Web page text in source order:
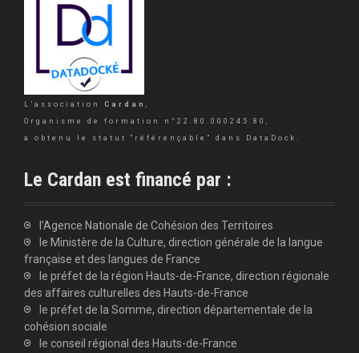
L’association Cardan ,
Organisme de formation n°22.80.000245.80,
a obtenu le statut “référençable” dans DataDock.
Le Cardan est financé par :
l’Agence Nationale de Cohésion des Territoires
le Ministère de la Culture, direction générale de la langue
française et des langues de France
le préfet de la région Hauts-de-France, direction régionale
des affaires culturelles des Hauts-de-France
le préfet de la Somme, direction départementale de la
cohésion sociale
le conseil régional des Hauts-de-France